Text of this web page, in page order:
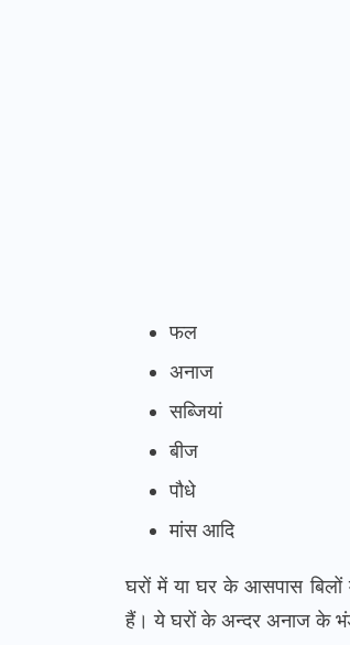
फल
अनाज
सब्जियां
बीज
पौधे
मांस आदि
घरों में या घर के आसपास
हैं। ये घरों के अन्दर अनाज के